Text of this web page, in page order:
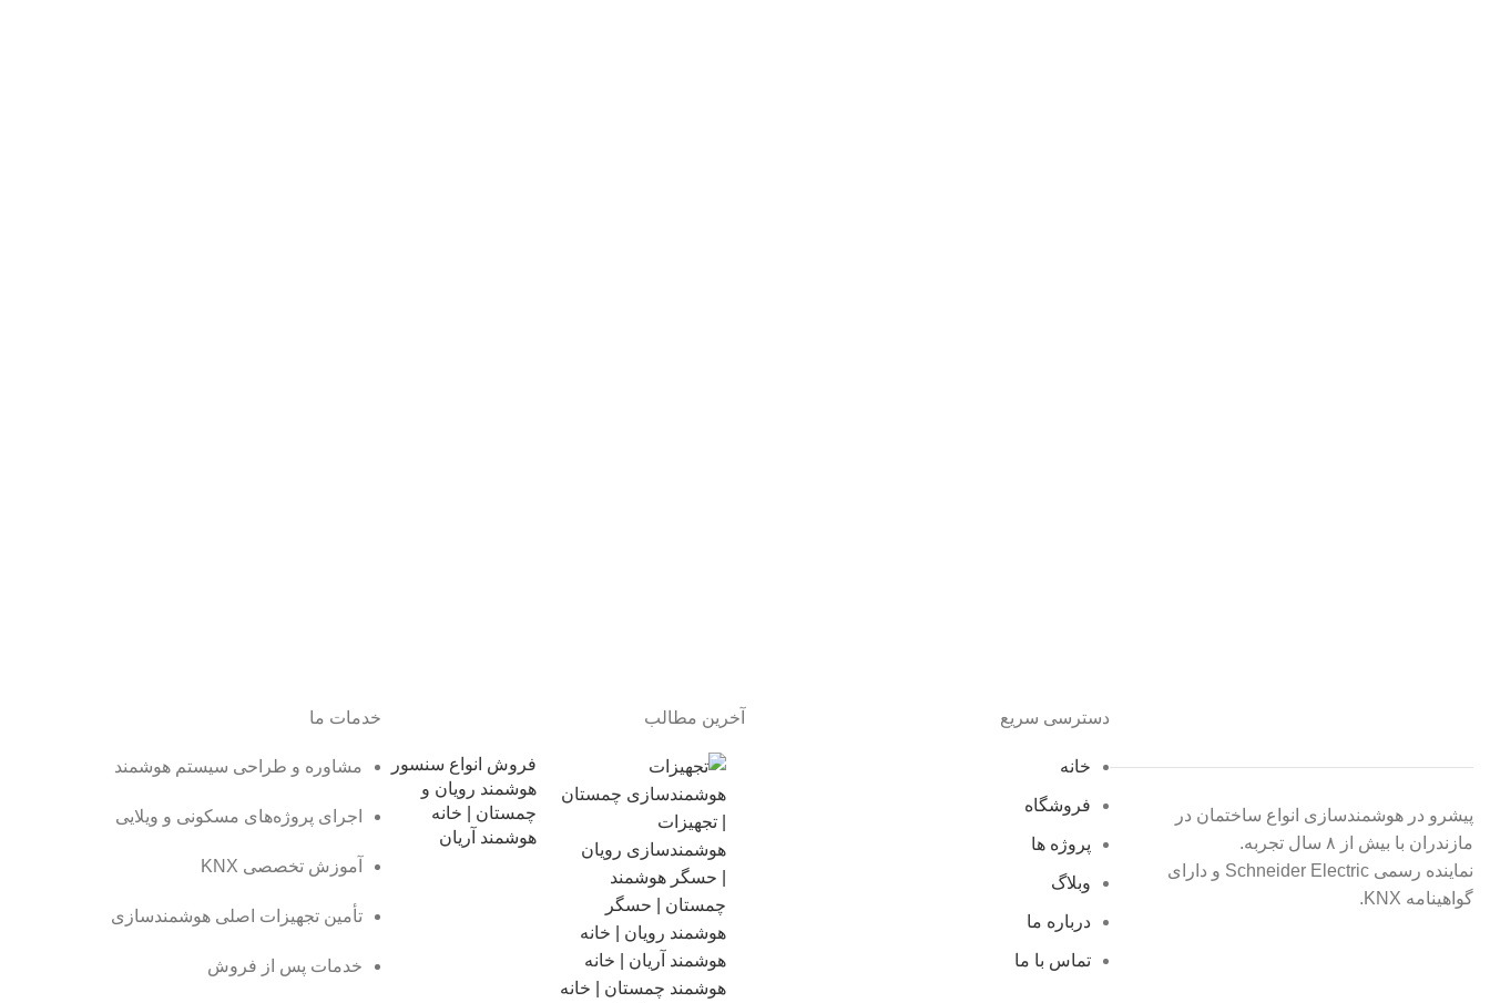
پیشرو در هوشمندسازی انواع ساختمان در
مازندران با بیش از ۸ سال تجربه.
نماینده رسمی Schneider Electric و دارای
گواهینامه KNX.
دسترسی سریع
خانه
فروشگاه
پروژه ها
وبلاگ
درباره ما
تماس با ما
آخرین مطالب
فروش انواع سنسور
هوشمند رویان و
چمستان | خانه
هوشمند آریان
خدمات ما
مشاوره و طراحی سیستم هوشمند
اجرای پروژه‌های مسکونی و ویلایی
آموزش تخصصی KNX
تأمین تجهیزات اصلی هوشمندسازی
خدمات پس از فروش